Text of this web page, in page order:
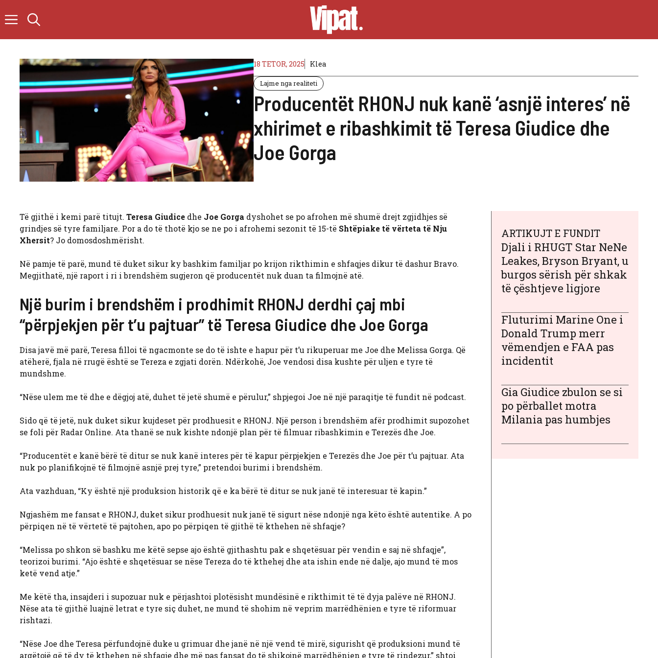
to
18 TETOR, 2025 Klea
Lajme nga realiteti
Producentët RHONJ nuk kanë ‘asnjë interes’ në
xhirimet e ribashkimit të Teresa Giudice dhe
Joe Gorga
Të gjithë i kemi parë titujt. Teresa Giudice dhe Joe Gorga dyshohet se po afrohen më shumë drejt zgjidhjes së
grindjes së tyre familjare. Por a do të thotë kjo se ne po i afrohemi sezonit të 15-të Shtëpiake të vërteta të Nju
Xhersit? Jo domosdoshmërisht.
Në pamje të parë, mund të duket sikur ky bashkim familjar po krijon rikthimin e shfaqjes dikur të dashur Bravo.
Megjithatë, një raport i ri i brendshëm sugjeron që producentët nuk duan ta filmojnë atë.
Një burim i brendshëm i prodhimit RHONJ derdhi çaj mbi
“përpjekjen për t’u pajtuar” të Teresa Giudice dhe Joe Gorga
Disa javë më parë, Teresa filloi të ngacmonte se do të ishte e hapur për t’u rikuperuar me Joe dhe Melissa Gorga. Që
atëherë, fjala në rrugë është se Tereza e zgjati dorën. Ndërkohë, Joe vendosi disa kushte për uljen e tyre të
mundshme.
“Nëse ulem me të dhe e dëgjoj atë, duhet të jetë shumë e përulur,” shpjegoi Joe në një paraqitje të fundit në podcast.
Sido që të jetë, nuk duket sikur kujdeset për prodhuesit e RHONJ. Një person i brendshëm afër prodhimit supozohet
se foli për Radar Online. Ata thanë se nuk kishte ndonjë plan për të filmuar ribashkimin e Terezës dhe Joe.
“Producentët e kanë bërë të ditur se nuk kanë interes për të kapur përpjekjen e Terezës dhe Joe për t’u pajtuar. Ata
nuk po planifikojnë të filmojnë asnjë prej tyre,” pretendoi burimi i brendshëm.
Ata vazhduan, “Ky është një produksion historik që e ka bërë të ditur se nuk janë të interesuar të kapin.”
Ngjashëm me fansat e RHONJ, duket sikur prodhuesit nuk janë të sigurt nëse ndonjë nga këto është autentike. A po
përpiqen në të vërtetë të pajtohen, apo po përpiqen të gjithë të kthehen në shfaqje?
“Melissa po shkon së bashku me këtë sepse ajo është gjithashtu pak e shqetësuar për vendin e saj në shfaqje”,
teorizoi burimi. “Ajo është e shqetësuar se nëse Tereza do të kthehej dhe ata ishin ende në dalje, ajo mund të mos
ketë vend atje.”
Me këtë tha, insajderi i supozuar nuk e përjashtoi plotësisht mundësinë e rikthimit të të dyja palëve në RHONJ.
Nëse ata të gjithë luajnë letrat e tyre siç duhet, ne mund të shohim në veprim marrëdhënien e tyre të riformuar
rishtazi.
“Nëse Joe dhe Teresa përfundojnë duke u grimuar dhe janë në një vend të mirë, sigurisht që produksioni mund të
argëtojë që të dy të kthehen në shfaqje dhe më pas fansat do të shikojnë marrëdhënien e tyre të rindezur,” shtoi
ARTIKUJT E FUNDIT
Djali i RHUGT Star NeNe
Leakes, Bryson Bryant, u
burgos sërish për shkak
të çështjeve ligjore
Fluturimi Marine One i
Donald Trump merr
vëmendjen e FAA pas
incidentit
Gia Giudice zbulon se si
po përballet motra
Milania pas humbjes